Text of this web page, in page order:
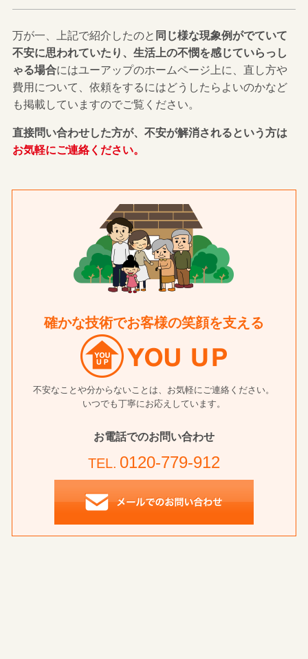
万が一、上記で紹介したのと 同じ様な現象例がでていて
不安に思われていたり、生活上の不憫を感じていらっし
ゃる場合にはユーアップのホームページ上に、直し方や
費用について、依頼をするにはどうしたらよいのかなど
も掲載していますのでご覧ください。
直接問い合わせした方が、不安が解消されるという方は
お気軽にご連絡ください。
確かな技術でお客様の笑顔を支える
不安なことや分からないことは、お気軽にご連絡ください。
いつでも丁寧にお応えしています。
お電話でのお問い合わせ
TEL. 0120-779-912